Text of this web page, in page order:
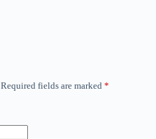
Required fields are marked *